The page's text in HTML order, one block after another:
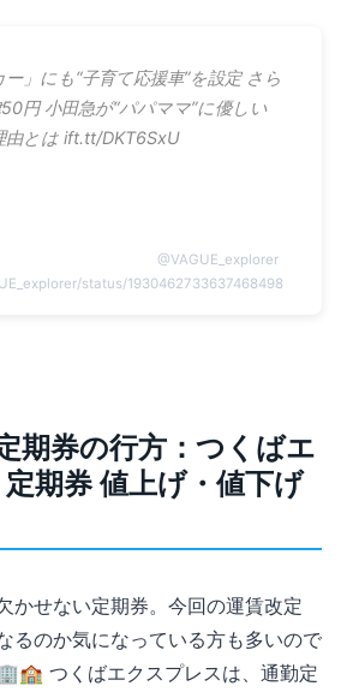
」にも“子育て応援車”を設定 さら
円 小田急が“パパママ”に優しい
由とは ift.tt/DKT6SxU
@VAGUE_explorer
status/1930462733637468498
期券の行方：つくばエ
期券 値上げ・値下げ
かせない定期券。今回の運賃改定
るのか気になっている方も多いので
つくばエクスプレスは、通勤定